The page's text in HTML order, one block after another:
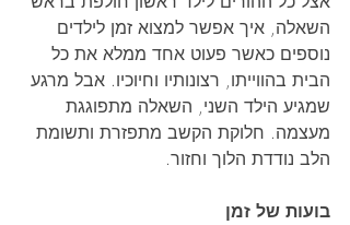
השאלה, איך אפשר למצוא זמן לילדים
נוספים כאשר פעוט אחד ממלא את כל
הבית בהווייתו, רצונותיו וחיוכיו. אבל מרגע
שמגיע הילד השני, השאלה מתפוגגת
מעצמה. חלוקת הקשב מתפזרת ותשומת
הלב נודדת הלוך וחזור.
בועות של זמן